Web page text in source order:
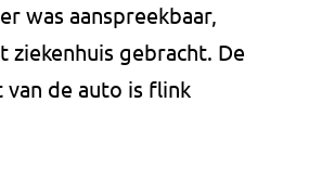
was aanspreekbaar,
ziekenhuis gebracht. De
de auto is flink